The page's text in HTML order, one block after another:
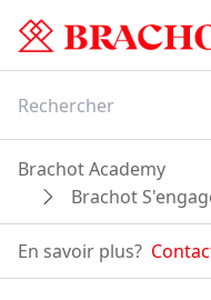
Brachot Academy
Brachot
En savoir plus?